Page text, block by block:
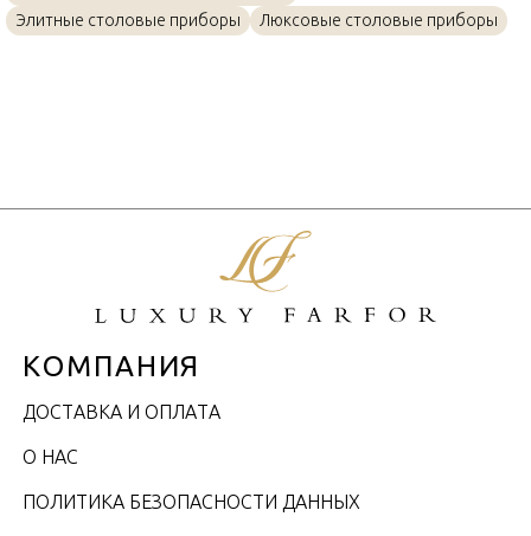
Объем / Размер
21см
Элитные столовые приборы
Люксовые столовые приборы
КОМПАНИЯ
ДОСТАВКА И ОПЛАТА
О НАС
ПОЛИТИКА БЕЗОПАСНОСТИ ДАННЫХ